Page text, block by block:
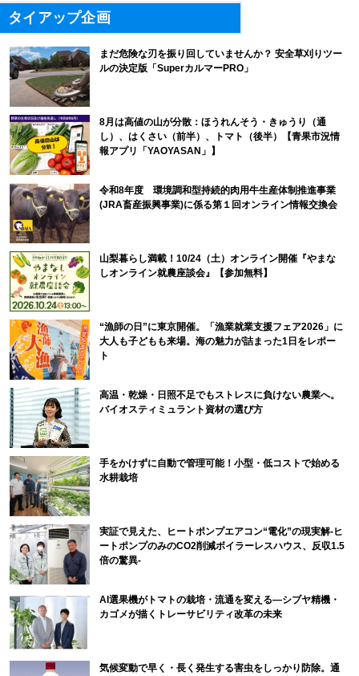
タイアップ企画
まだ危険な刃を振り回していませんか？ 安全草刈りツー
ルの決定版「SuperカルマーPRO」
8月は高値の山が分散：ほうれんそう・きゅうり（通
し）、はくさい（前半）、トマト（後半）【青果市況情
報アプリ「YAOYASAN」】
令和8年度 環境調和型持続的肉用牛生産体制推進事業
(JRA畜産振興事業)に係る第１回オンライン情報交換会
山梨暮らし満載！10/24（土）オンライン開催『やまな
しオンライン就農座談会』【参加無料】
“漁師の日”に東京開催。「漁業就業支援フェア2026」に
大人も子どもも来場。海の魅力が詰まった1日をレポー
ト
高温・乾燥・日照不足でもストレスに負けない農業へ。
バイオスティミュラント資材の選び方
手をかけずに自動で管理可能！小型・低コストで始める
水耕栽培
実証で見えた、ヒートポンプエアコン“電化”の現実解-ヒ
ートポンプのみのCO2削減ボイラーレスハウス、反収1.5
倍の驚異-
AI選果機がトマトの栽培・流通を変える―シブヤ精機・
カゴメが描くトレーサビリティ改革の未来
気候変動で早く・長く発生する害虫をしっかり防除。通